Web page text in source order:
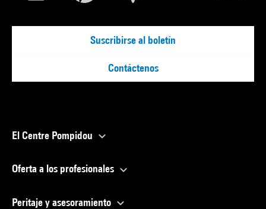
Suscribirse al boletín
Contáctenos
El Centre Pompidou
Oferta a los profesionales
Peritaje y asesoramiento